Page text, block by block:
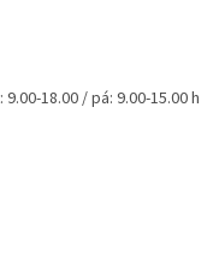
18.00 / pá: 9.00-15.00 h